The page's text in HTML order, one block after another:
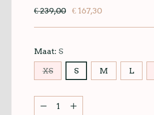
€ 239,00 € 167,30
Maat: S
XS S M L